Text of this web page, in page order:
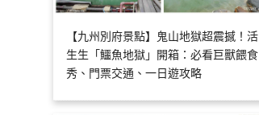
【九州別府景點】鬼山地獄超震撼！活
生生「鱷魚地獄」開箱：必看巨獸餵食
秀、門票交通、一日遊攻略